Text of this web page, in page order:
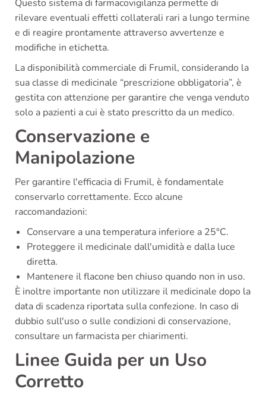
Questo sistema di farmacovigilanza permette di
rilevare eventuali effetti collaterali rari a lungo termine
e di reagire prontamente attraverso avvertenze e
modifiche in etichetta.
La disponibilità commerciale di Frumil, considerando la
sua classe di medicinale “prescrizione obbligatoria”, è
gestita con attenzione per garantire che venga venduto
solo a pazienti a cui è stato prescritto da un medico.
Conservazione e
Manipolazione
Per garantire l'efficacia di Frumil, è fondamentale
conservarlo correttamente. Ecco alcune
raccomandazioni:
Conservare a una temperatura inferiore a 25°C.
Proteggere il medicinale dall'umidità e dalla luce
diretta.
Mantenere il flacone ben chiuso quando non in uso.
È inoltre importante non utilizzare il medicinale dopo la
data di scadenza riportata sulla confezione. In caso di
dubbio sull'uso o sulle condizioni di conservazione,
consultare un farmacista per chiarimenti.
Linee Guida per un Uso
Corretto